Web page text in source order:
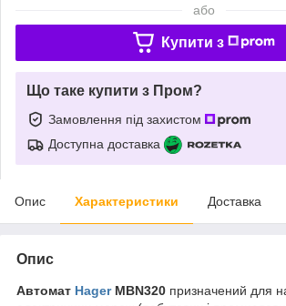
або
Купити з
Що таке купити з Пром?
Замовлення під захистом
Доступна доставка
Опис Характеристики Доставка
Опис
Автомат HagerMBN320 призначений для